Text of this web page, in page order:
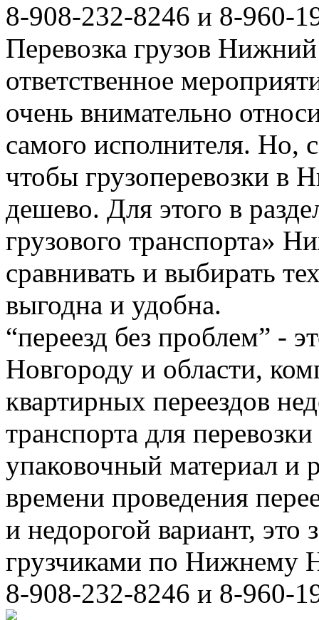
8-908-232-8246 и 8-960-
Перевозка грузов
ответственное
очень внимательно
самого исполнителя. Но,
чтобы грузоперевозки в
дешево. Для этого в
грузового транспорта»
сравнивать и выбирать
выгодна и удобна.
“переезд без проблем” -
Новгороду и области,
квартирных переездов
транспорта для
упаковочный материал и
времени проведения
и недорогой вариант, это
грузчиками по Нижнему
8-908-232-8246 и 8-960-